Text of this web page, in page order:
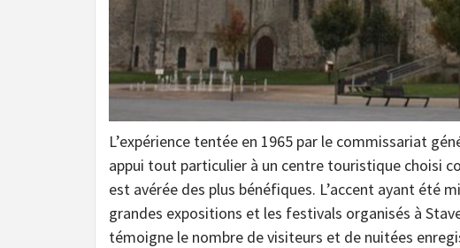
L’expérience tentée en 1965 par le commissariat
appui tout particulier à un centre touristique choisi
est avérée des plus bénéfiques. L’accent ayant été
grandes expositions et les festivals organisés à
témoigne le nombre de visiteurs et de nuitées